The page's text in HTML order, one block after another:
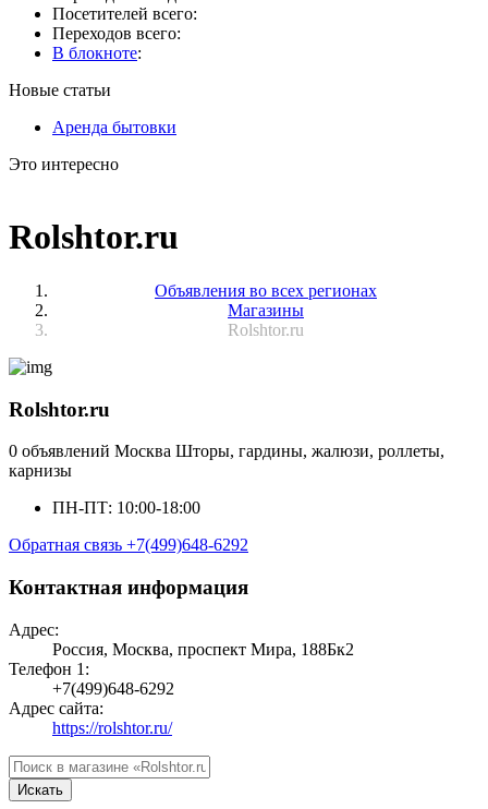
Посетителей всего:
Переходов всего:
В блокноте:
Новые статьи
Аренда бытовки
Это интересно
Rolshtor.ru
Объявления во всех регионах
Магазины
Rolshtor.ru
Rolshtor.ru
0 объявлений Москва Шторы, гардины, жалюзи, роллеты,
карнизы
ПН-ПТ: 10:00-18:00
Обратная связь +7(499)648-6292
Контактная информация
Адрес:
Россия, Москва, проспект Мира, 188Бк2
Телефон 1:
+7(499)648-6292
Адрес сайта:
https://rolshtor.ru/
Искать